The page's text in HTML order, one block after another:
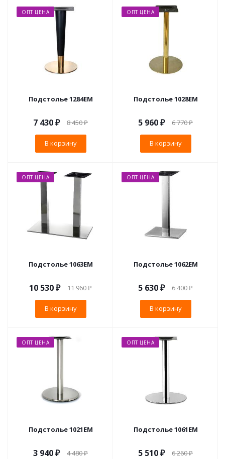
ОПТ ЦЕНА
Подстолье 1284EM
7 430₽ 8 450₽
В корзину
ОПТ ЦЕНА
Подстолье 1028EM
5 960₽ 6 770₽
В корзину
ОПТ ЦЕНА
Подстолье 1063EM
10 530₽ 11 960₽
В корзину
ОПТ ЦЕНА
Подстолье 1062EM
5 630₽ 6 400₽
В корзину
ОПТ ЦЕНА
Подстолье 1021EM
3 940₽ 4 480₽
ОПТ ЦЕНА
Подстолье 1061EM
5 510₽ 6 260₽